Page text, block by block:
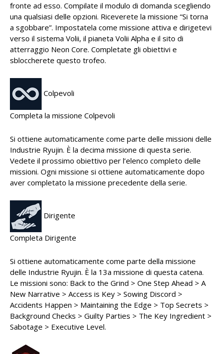
fronte ad esso. Compilate il modulo di domanda scegliendo
una qualsiasi delle opzioni. Riceverete la missione “Si torna
a sgobbare”. Impostatela come missione attiva e dirigetevi
verso il sistema Volii, il pianeta Volii Alpha e il sito di
atterraggio Neon Core. Completate gli obiettivi e
sbloccherete questo trofeo.
Colpevoli
Completa la missione Colpevoli
Si ottiene automaticamente come parte delle missioni delle
Industrie Ryujin. È la decima missione di questa serie.
Vedete il prossimo obiettivo per l’elenco completo delle
missioni. Ogni missione si ottiene automaticamente dopo
aver completato la missione precedente della serie.
Dirigente
Completa Dirigente
Si ottiene automaticamente come parte della missione
delle Industrie Ryujin. È la 13a missione di questa catena.
Le missioni sono: Back to the Grind > One Step Ahead > A
New Narrative > Access is Key > Sowing Discord >
Accidents Happen > Maintaining the Edge > Top Secrets >
Background Checks > Guilty Parties > The Key Ingredient >
Sabotage > Executive Level.